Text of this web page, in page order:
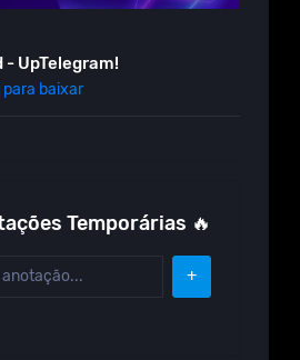
- UpTelegram!
para baixar
Temporárias 🔥
+